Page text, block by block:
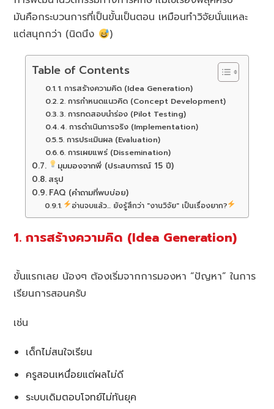
มันคือกระบวนการที่เป็นขั้นเป็นตอน เหมือนทำวิจัยนั่นแหละ
แต่สนุกกว่า (นิดนึง
)
Table of Contents
1. การสร้างความคิด (Idea Generation)
2. การกำหนดแนวคิด (Concept Development)
3. การทดสอบนำร่อง (Pilot Testing)
4. การดำเนินการจริง (Implementation)
5. การประเมินผล (Evaluation)
6. การเผยแพร่ (Dissemination)
มุมมองจากพี่ (ประสบการณ์ 15 ปี)
สรุป
FAQ (คำถามที่พบบ่อย)
อ่านจบแล้ว... ยังรู้สึกว่า "งานวิจัย" เป็นเรื่องยาก?
1. การสร้างความคิด (Idea Generation)
ขั้นแรกเลย น้องๆ ต้องเริ่มจากการมองหา “ปัญหา” ในการ
เรียนการสอนครับ
เช่น
เด็กไม่สนใจเรียน
ครูสอนเหนื่อยแต่ผลไม่ดี
ระบบเดิมตอบโจทย์ไม่ทันยุค